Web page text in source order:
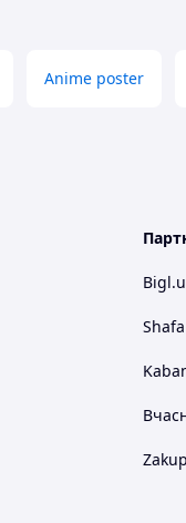
Anime poster
Shafa